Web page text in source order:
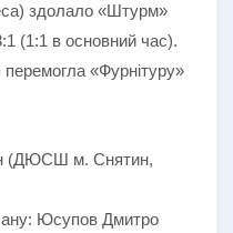
здолало «Штурм»
(1:1 в основний час).
«Фурнітуру»
(ДЮСШ м. Снятин,
Юсупов Дмитро